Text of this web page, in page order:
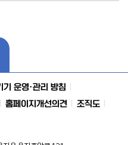
기 운영·관리 방침
홈페이지개선의견
조직도